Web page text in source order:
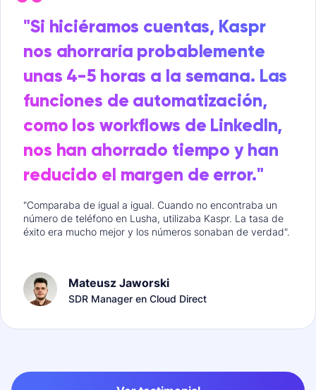
"Si hiciéramos cuentas, Kaspr
nos ahorraría probablemente
unas 4-5 horas a la semana. Las
funciones de automatización,
como los workflows de LinkedIn,
nos han ahorrado tiempo y han
reducido el margen de error."
"Comparaba de igual a igual. Cuando no encontraba un
número de teléfono en Lusha, utilizaba Kaspr. La tasa de
éxito era mucho mejor y los números sonaban de verdad".
Mateusz Jaworski
SDR Manager en Cloud Direct